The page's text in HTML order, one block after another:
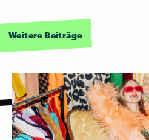
Weitere Beiträge